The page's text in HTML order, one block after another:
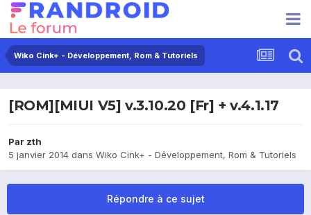
Wiko Cink+ - Développement, Rom & Tutoriels
[ROM][MIUI V5] v.3.10.20 [Fr] + v.4.1.17
Par zth
5 janvier 2014 dans Wiko Cink+ - Développement, Rom & Tutoriels
Répondre à ce sujet